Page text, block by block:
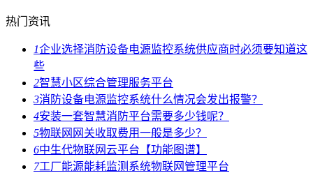
热门资讯
1企业选择消防设备电源监控系统供应商时必须要知道这
些
2智慧小区综合管理服务平台
3消防设备电源监控系统什么情况会发出报警？
4安装一套智慧消防平台需要多少钱呢？
5物联网网关收取费用一般是多少？
6中生代物联网云平台【功能图谱】
7工厂能源能耗监测系统物联网管理平台